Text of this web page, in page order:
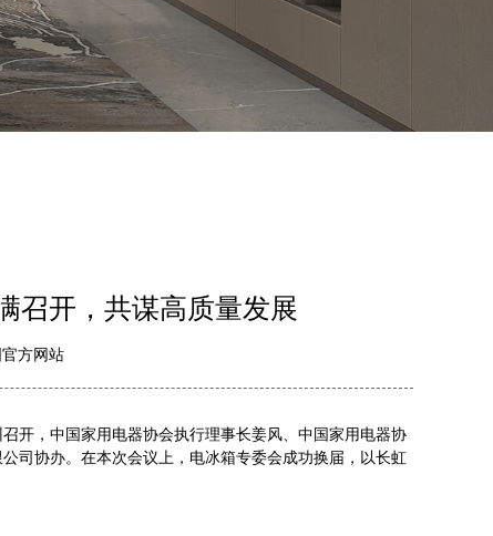
召开，共谋高质量发展
方网站
，中国家用电器协会执行理事长姜风、中国家用电器协
司协办。在本次会议上，电冰箱专委会成功换届，以长虹